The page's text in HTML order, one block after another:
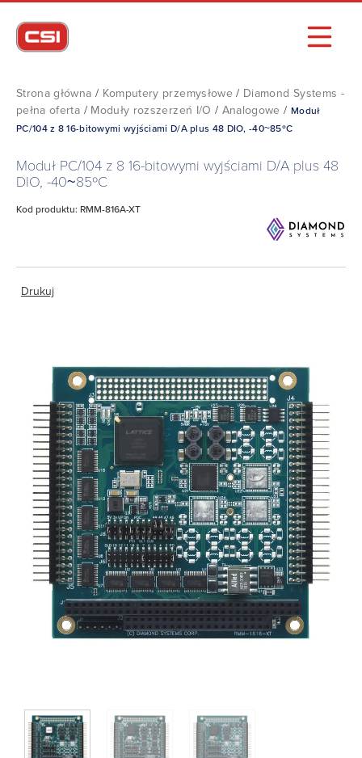
Strona główna / Komputery przemysłowe / Diamond Systems -
pełna oferta / Moduły rozszerzeń I/O / Analogowe / Moduł
PC/104 z 8 16-bitowymi wyjściami D/A plus 48 DIO, -40~85ºC
Moduł PC/104 z 8 16-bitowymi wyjściami D/A plus 48
DIO, -40~85ºC
Kod produktu: RMM-816A-XT
Drukuj